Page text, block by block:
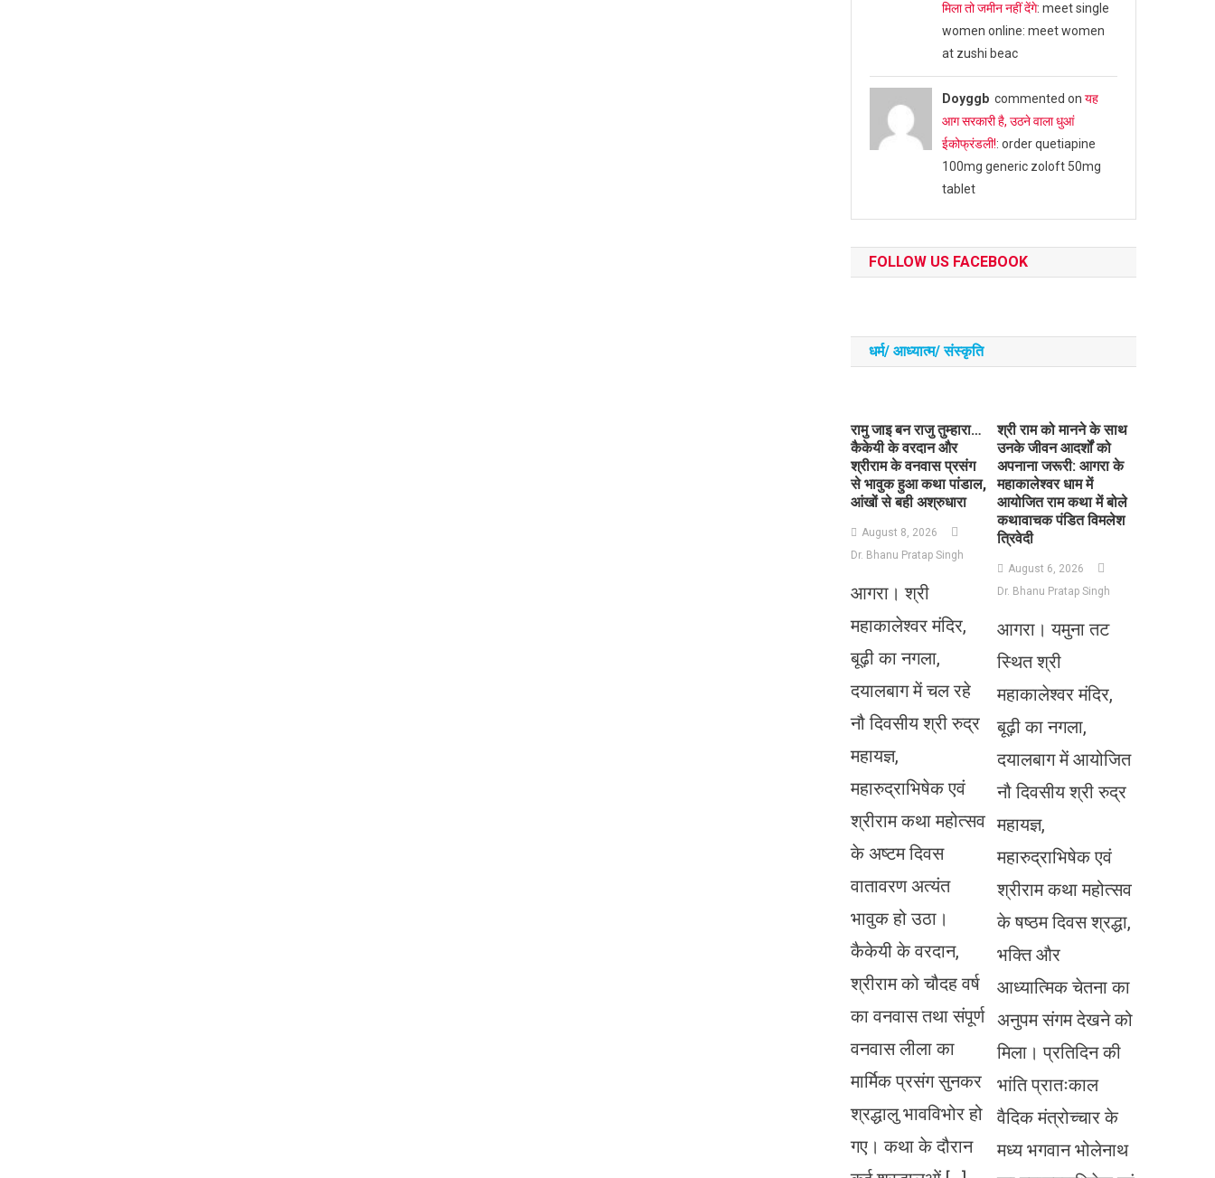
मिला तो जमीन नहीं देंगे: meet single
women online: meet women
at zushi beac
Doyggbcommented on यह
आग सरकारी है, उठने वाला धुआं
ईकोफ्रंडली!: order quetiapine
100mg generic zoloft 50mg
tablet
FOLLOW US FACEBOOK
धर्म/ आध्‍यात्‍म/ संस्‍कृति
रामु जाइ बन राजु तुम्हारा…
कैकेयी के वरदान और
श्रीराम के वनवास प्रसंग
से भावुक हुआ कथा पांडाल,
आंखों से बही अश्रुधारा
August 8, 2026
Dr. Bhanu Pratap Singh
आगरा। श्री
महाकालेश्वर मंदिर,
बूढ़ी का नगला,
दयालबाग में चल रहे
नौ दिवसीय श्री रुद्र
महायज्ञ,
महारुद्राभिषेक एवं
श्रीराम कथा महोत्सव
के अष्टम दिवस
वातावरण अत्यंत
भावुक हो उठा।
कैकेयी के वरदान,
श्रीराम को चौदह वर्ष
का वनवास तथा संपूर्ण
वनवास लीला का
मार्मिक प्रसंग सुनकर
श्रद्धालु भावविभोर हो
गए। कथा के दौरान
​श्री राम को मानने के साथ
उनके जीवन आदर्शों को
अपनाना जरूरी: आगरा के
महाकालेश्वर धाम में
आयोजित राम कथा में बोले
कथावाचक पंडित विमलेश
त्रिवेदी
August 6, 2026
Dr. Bhanu Pratap Singh
आगरा। यमुना तट
स्थित श्री
महाकालेश्वर मंदिर,
बूढ़ी का नगला,
दयालबाग में आयोजित
नौ दिवसीय श्री रुद्र
महायज्ञ,
महारुद्राभिषेक एवं
श्रीराम कथा महोत्सव
के षष्ठम दिवस श्रद्धा,
भक्ति और
आध्यात्मिक चेतना का
अनुपम संगम देखने को
मिला। प्रतिदिन की
भांति प्रातःकाल
वैदिक मंत्रोच्चार के
मध्य भगवान भोलेनाथ